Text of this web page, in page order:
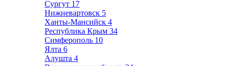
Сургут 17
Нижневартовск 5
Ханты-Мансийск 4
Республика Крым 34
Симферополь 10
Ялта 6
Алушта 4